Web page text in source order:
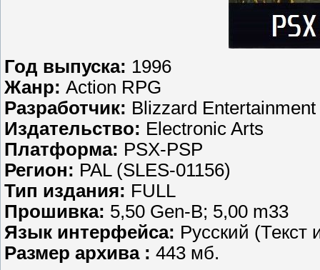
Год выпуска: 1996
Жанр: Action RPG
Разработчик: Blizzard Entertainment
Издательство: Electronic Arts
Платформа: PSX-PSP
Регион: PAL (SLES-01156)
Тип издания: FULL
Прошивка: 5,50 Gen-B; 5,00 m33
Язык интерфейса: Русский (Текст
Размер архива : 443 мб.